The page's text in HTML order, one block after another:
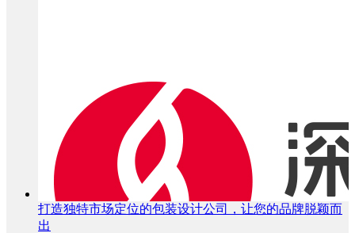
打造独特市场定位的包装设计公司，让您的品牌脱颖而
出